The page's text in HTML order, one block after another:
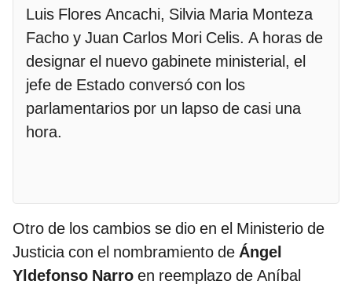
Luis Flores Ancachi, Silvia Maria Monteza
Facho y Juan Carlos Mori Celis. A horas de
designar el nuevo gabinete ministerial, el
jefe de Estado conversó con los
parlamentarios por un lapso de casi una
hora.
Otro de los cambios se dio en el Ministerio de
Justicia con el nombramiento de Ángel
Yldefonso Narro en reemplazo de Aníbal